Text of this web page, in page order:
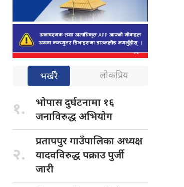
भर्खरै लोकप्रिय
१. भोपास दुर्घटनामा १६
जनाविरुद्ध अभियोग
२.
प्रतापपुर गाउँपालिकाअध्यक्ष
यादवविरुद्ध पक्राउ पुर्जी
जारी